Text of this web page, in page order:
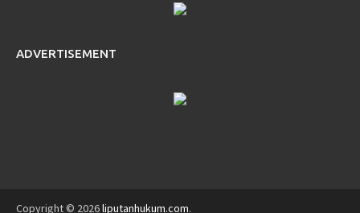
ADVERTISEMENT
Copyright © 2026liputanhukum.com.